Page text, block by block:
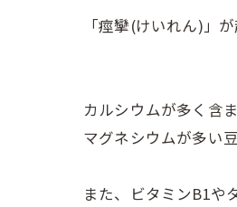
「痙攣(けいれん)」
カルシウムが多く含
マグネシウムが多い
また、ビタミンB1や